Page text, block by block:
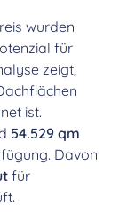
wurden
für
zeigt,
ist.
54.529 qm
Davon
für